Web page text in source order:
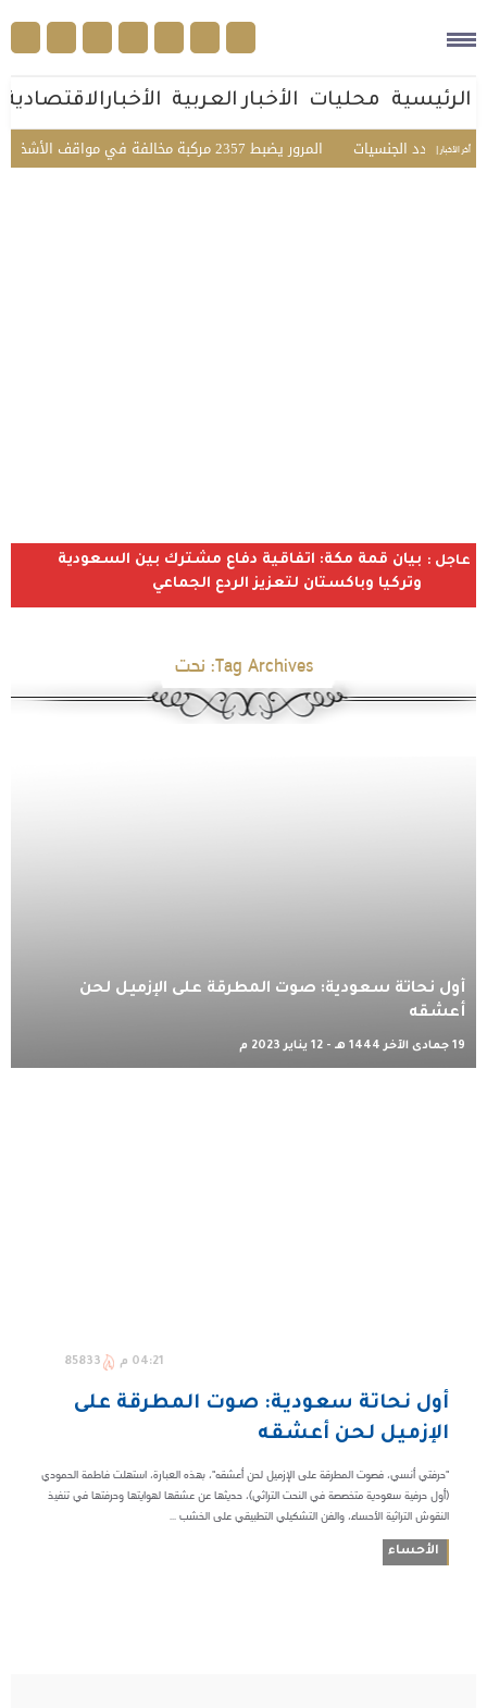
الرئيسية محليات الأخبار العربية الأخبارالاقتصادية
أخر الأخبار | المرور يضبط 2357 مركبة مخالفة في مواقف الأشخاص ذوي الإعاقة بمختلف مناطق المملكة متعدد الجنسيات
عاجل : بيان قمة مكة: اتفاقية دفاع مشترك بين السعودية
وتركيا وباكستان لتعزيز الردع الجماعي
Tag Archives: نحت
أول نحاتة سعودية: صوت المطرقة على الإزميل لحن
أعشقه
19 جمادى الآخر 1444 هـ - 12 يناير 2023 م
04:21 م 85833
أول نحاتة سعودية: صوت المطرقة على
الإزميل لحن أعشقه
"حرفتي أنسي، فصوت المطرقة على الإزميل لحن أعشقه"، بهذه العبارة، استهلت فاطمة الحمودي
(أول حرفية سعودية متخصصة في النحت التراثي)، حديثها عن عشقها لهوايتها وحرفتها في تنفيذ
النقوش التراثية الأحساء، والفن التشكيلي التطبيقي على الخشب ...
الأحساء